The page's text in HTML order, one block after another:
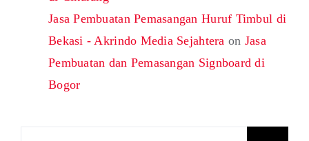
Jasa Pembuatan Pemasangan Huruf Timbul di
Bekasi - Akrindo Media Sejahtera on Jasa
Pembuatan dan Pemasangan Signboard di
Bogor